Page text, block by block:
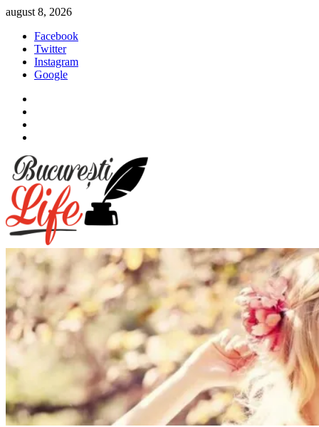
Sari
conținut
august 8, 2026
Facebook
Twitter
Instagram
Google